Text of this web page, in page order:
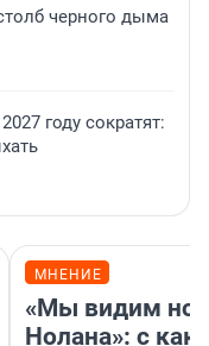
черного дыма
году сократят:
МНЕНИЕ
«Мы видим
Нолана»: с